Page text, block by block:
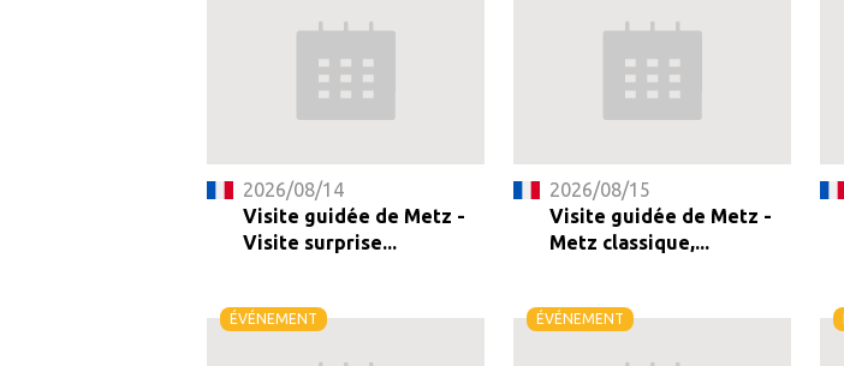
2026/08/14
Visite guidée de Metz -
Visite surprise...
2026/08/15
Visite guidée de Metz -
Metz classique,...
ÉVÉNEMENT ÉVÉNEMENT